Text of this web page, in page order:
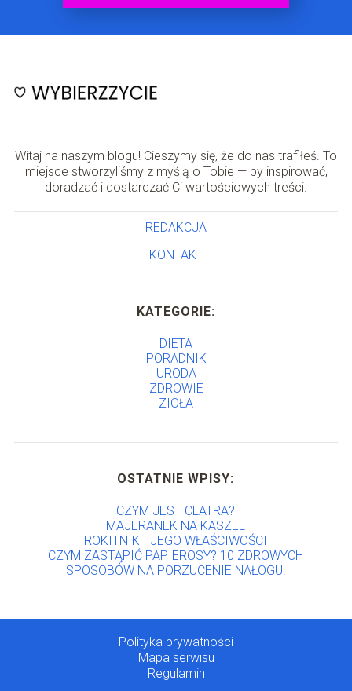
Witaj na naszym blogu! Cieszymy się, że do nas trafiłeś. To
miejsce stworzyliśmy z myślą o Tobie — by inspirować,
doradzać i dostarczać Ci wartościowych treści.
REDAKCJA
KONTAKT
KATEGORIE:
DIETA
PORADNIK
URODA
ZDROWIE
ZIOŁA
OSTATNIE WPISY:
CZYM JEST CLATRA?
MAJERANEK NA KASZEL
ROKITNIK I JEGO WŁAŚCIWOŚCI
CZYM ZASTĄPIĆ PAPIEROSY? 10 ZDROWYCH
SPOSOBÓW NA PORZUCENIE NAŁOGU.
Polityka prywatności
Mapa serwisu
Regulamin